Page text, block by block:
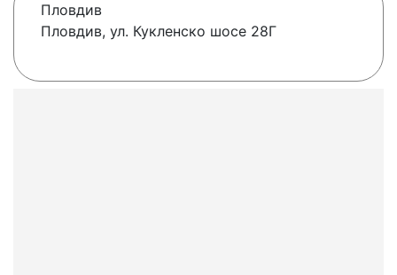
Пловдив
Пловдив, ул. Кукленско шосе 28Г